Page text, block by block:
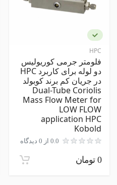
ضد انفجار
نظر شما
ارسال نظر در مورد این محصول
HPC
فلومتر جرمی کوریولیس
دو لوله برای کاربرد HPC
در جریان کم برند کوبولد
Dual-Tube Coriolis
Mass Flow Meter for
LOW FLOW
application HPC
Kobold
0.0 از 0 دیدگاه
0 تومان